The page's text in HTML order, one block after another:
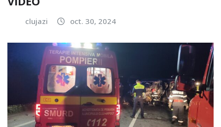
clujazi oct. 30, 2024